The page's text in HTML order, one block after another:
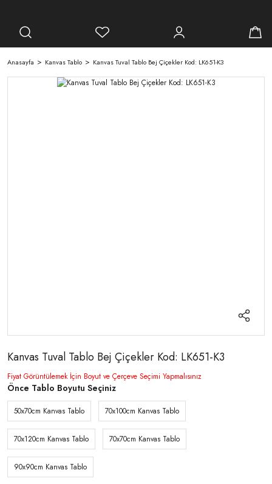
Anasayfa Kanvas Tablo Kanvas Tuval Tablo Bej Çiçekler Kod: LK651-K3
Kanvas Tuval Tablo Bej Çiçekler Kod: LK651-K3
Fiyat Görüntülemek İçin Boyut ve Çerçeve Seçimi Yapmalısınız
Önce Tablo Boyutu Seçiniz
50x70cm Kanvas Tablo 70x100cm Kanvas Tablo
70x120cm Kanvas Tablo 70x70cm Kanvas Tablo
90x90cm Kanvas Tablo